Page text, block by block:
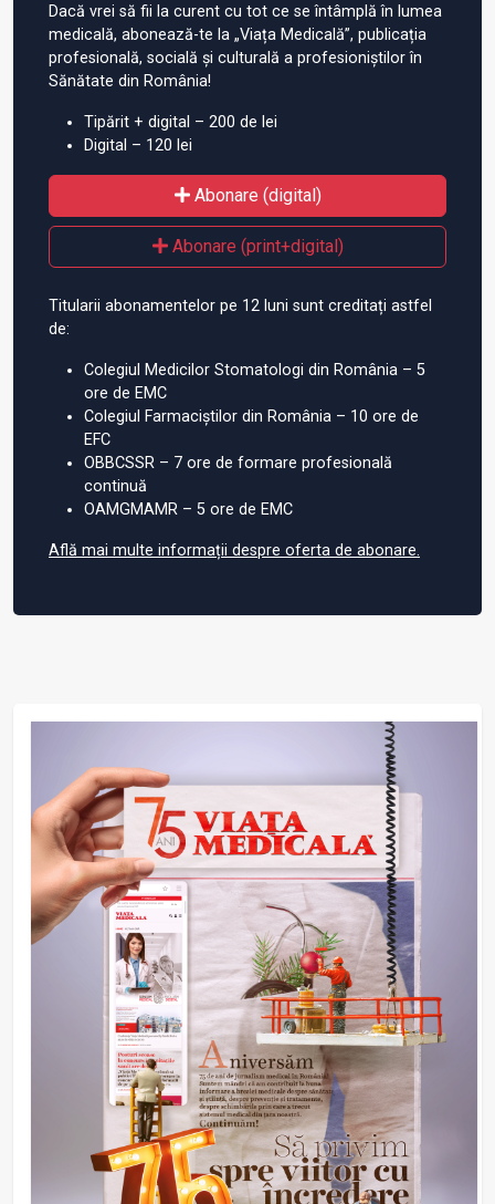
Dacă vrei să fii la curent cu tot ce se întâmplă în lumea
medicală, abonează-te la „Viața Medicală”, publicația
profesională, socială și culturală a profesioniștilor în
Sănătate din România!
Tipărit + digital – 200 de lei
Digital – 120 lei
Abonare (digital)
Abonare (print+digital)
Titularii abonamentelor pe 12 luni sunt creditați astfel
de:
Colegiul Medicilor Stomatologi din România – 5
ore de EMC
Colegiul Farmaciștilor din România – 10 ore de
EFC
OBBCSSR – 7 ore de formare profesională
continuă
OAMGMAMR – 5 ore de EMC
Află mai multe informații despre oferta de abonare.